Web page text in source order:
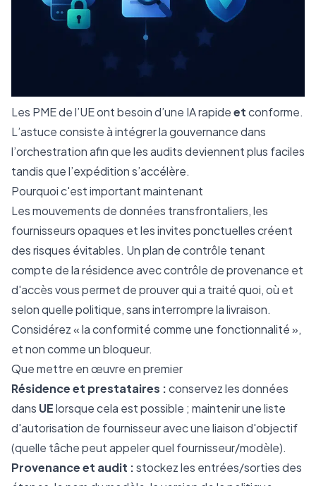
Les PME de l’UE ont besoin d’une IA rapideetconforme.
L’astuce consiste à intégrer la gouvernance dans
l’orchestration afin que les audits deviennent plus faciles
tandis que l’expédition s’accélère.
Pourquoi c'est important maintenant
Les mouvements de données transfrontaliers, les
fournisseurs opaques et les invites ponctuelles créent
des risques évitables. Un plan de contrôle tenant
compte de la résidence avec contrôle de provenance et
d'accès vous permet de prouver qui a traité quoi, où et
selon quelle politique, sans interrompre la livraison.
Considérez « la conformité comme une fonctionnalité »,
et non comme un bloqueur.
Que mettre en œuvre en premier
Résidence et prestataires :conservez les données
dans UElorsque cela est possible ; maintenir une liste
d'autorisation de fournisseur avec une liaison d'objectif
(quelle tâche peut appeler quel fournisseur/modèle).
Provenance et audit :stockez les entrées/sorties des